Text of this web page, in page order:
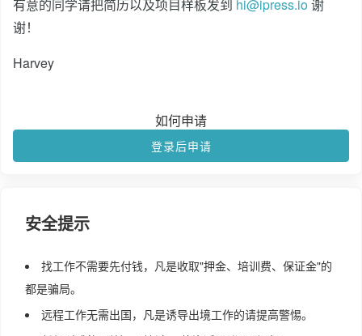
有意的同学请把简历以及项目样板发到 hi@ipress.io谢
谢！
Harvey
如何申请
登录后申请
安全提示
找工作不需要先付钱，凡是收取"押金、培训费、保证金"的
都是骗局。
远程工作无需出国，凡是诱导出境工作的请提高警惕。